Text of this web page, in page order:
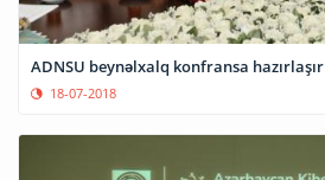
ADNSU beynəlxalq konfransa hazırlaşır
18-07-2018